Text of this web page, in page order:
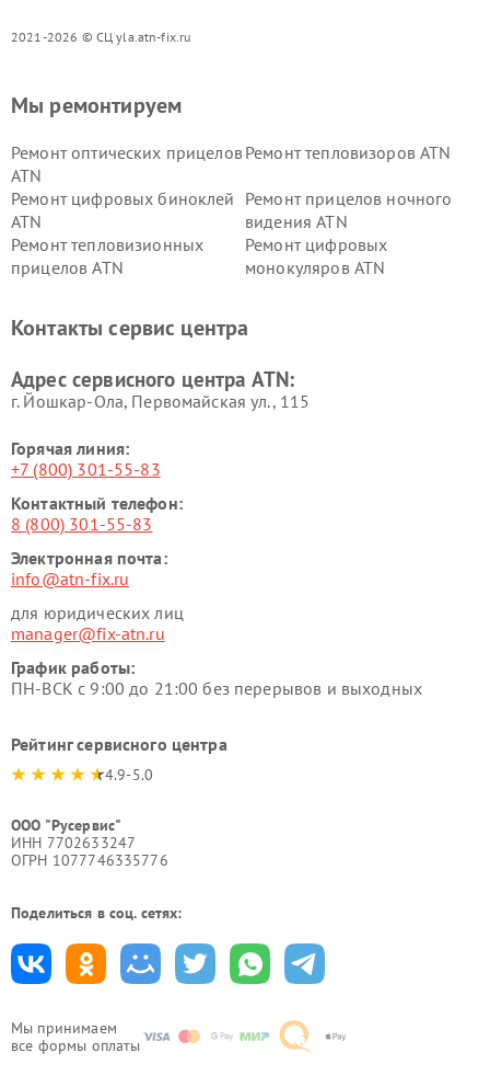
2021-2026 © СЦ yla.atn-fix.ru
Мы принимаем
все формы оплаты
Мы ремонтируем
Ремонт оптических прицелов
ATN
Ремонт тепловизоров ATN
Ремонт цифровых биноклей
ATN
Ремонт прицелов ночного
видения ATN
Ремонт тепловизионных
прицелов ATN
Ремонт цифровых
монокуляров ATN
Контакты сервис центра
Адрес сервисного центра ATN:
г. Йошкар-Ола, Первомайская ул., 115
Горячая линия:
+7 (800) 301-55-83
Контактный телефон:
8 (800) 301-55-83
Электронная почта:
info@atn-fix.ru
для юридических лиц
manager@fix-atn.ru
График работы:
ПН-ВСК с 9:00 до 21:00 без перерывов и выходных
Рейтинг сервисного центра
4.9-5.0
ООО "Русервис"
ИНН 7702633247
ОГРН 1077746335776
Поделиться в соц. сетях: